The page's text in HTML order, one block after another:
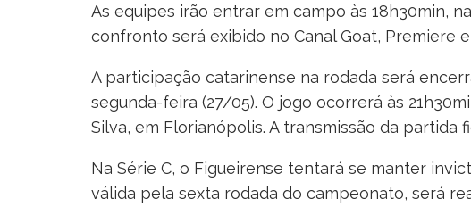
As equipes irão entrar em campo às 18h30min,
confronto será exibido no Canal Goat, Premiere e
A participação catarinense na rodada será
segunda-feira (27/05). O jogo ocorrerá às
Silva, em Florianópolis. A transmissão da partida
Na Série C, o Figueirense tentará se manter
válida pela sexta rodada do campeonato, será